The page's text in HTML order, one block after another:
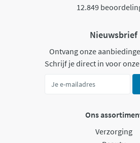
12.849
Nieuwsbrief
Ontvang onze
Schrijf je direct in voor
Ons
Verzorging